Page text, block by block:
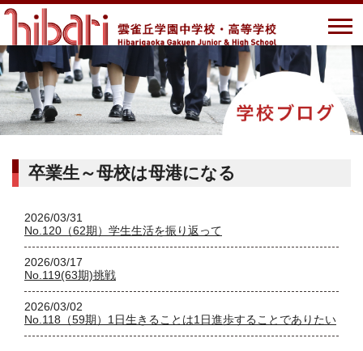
卒業生～母校は母港になる
2026/03/31
No.120（62期）学生生活を振り返って
2026/03/17
No.119(63期)挑戦
2026/03/02
No.118（59期）1日生きることは1日進歩することでありたい